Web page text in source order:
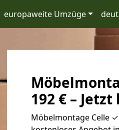
europaweite Umzüge
192 € –
Möbelmontage Celle